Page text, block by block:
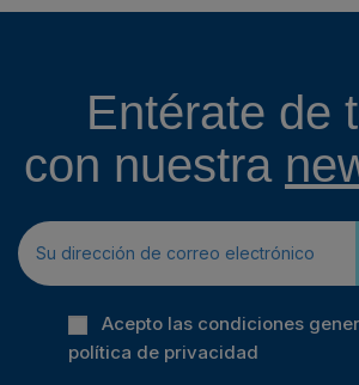
Entérate de
con nuestra
Acepto las condiciones
política de privacidad